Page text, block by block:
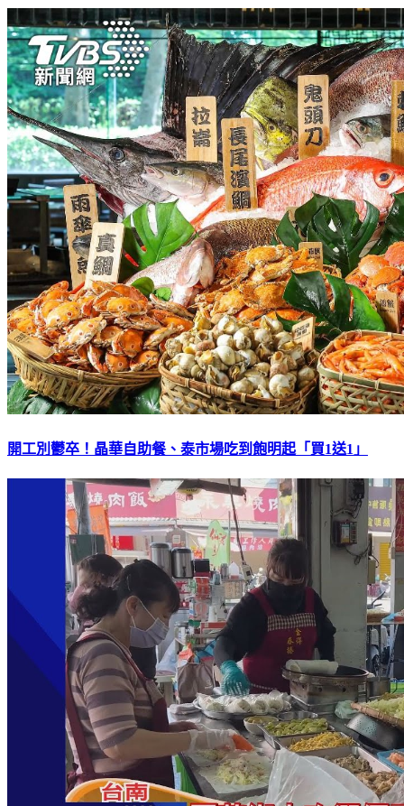
開工別鬱卒！晶華自助餐、泰市場吃到飽明起「買1送1」